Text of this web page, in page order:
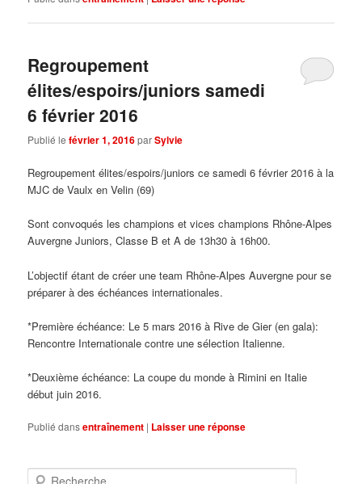
Regroupement
élites/espoirs/juniors samedi
6 février 2016
Publié lefévrier 1, 2016parSylvie
Regroupement élites/espoirs/juniors ce samedi 6 février 2016 à la
MJC de Vaulx en Velin (69)
Sont convoqués les champions et vices champions Rhône-Alpes
Auvergne Juniors, Classe B et A de 13h30 à 16h00.
L’objectif étant de créer une team Rhône-Alpes Auvergne pour se
préparer à des échéances internationales.
*Première échéance: Le 5 mars 2016 à Rive de Gier (en gala):
Rencontre Internationale contre une sélection Italienne.
*Deuxième échéance: La coupe du monde à Rimini en Italie
début juin 2016.
Publié dansentraînement | Laisser une réponse
Recherche